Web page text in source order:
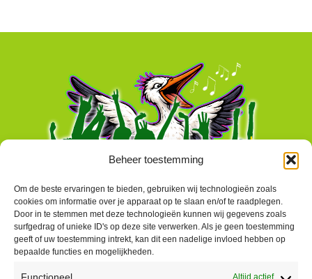
Beheer toestemming
Om de beste ervaringen te bieden, gebruiken wij technologieën zoals
cookies om informatie over je apparaat op te slaan en/of te raadplegen.
Door in te stemmen met deze technologieën kunnen wij gegevens zoals
surfgedrag of unieke ID's op deze site verwerken. Als je geen toestemming
geeft of uw toestemming intrekt, kan dit een nadelige invloed hebben op
bepaalde functies en mogelijkheden.
Altijd actief